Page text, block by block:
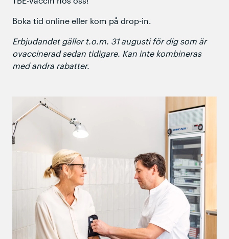
Boka tid online eller kom på drop-in.
Erbjudandet gäller t.o.m. 31 augusti för dig som är
ovaccinerad sedan tidigare. Kan inte kombineras
med andra rabatter.